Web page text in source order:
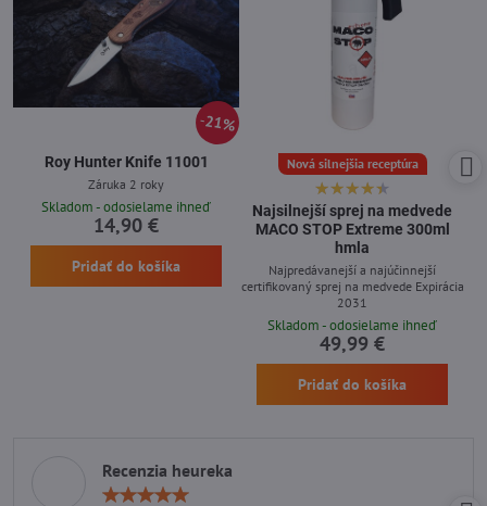
21%
Roy Hunter Knife 11001
Záruka 2 roky
Skladom - odosielame ihneď
14,90 €
Pridať do košíka
Nová silnejšia receptúra
Najsilnejší sprej na medvede
MACO STOP Extreme 300ml
hmla
Najpredávanejší a najúčinnejší
certifikovaný sprej na medvede Expirácia
2031
Skladom - odosielame ihneď
49,99 €
Pridať do košíka
Recenzia heureka